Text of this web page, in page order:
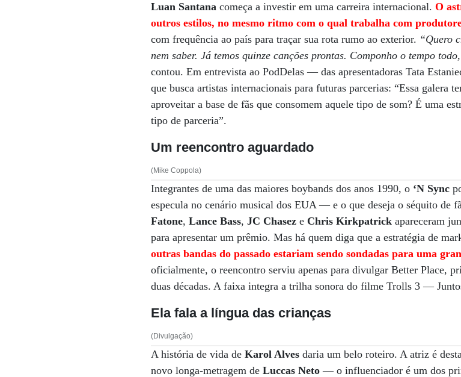
Luan Santana começa a investir em uma carreira internacional.O
outros estilos, no mesmo ritmo com o qual trabalha com
com frequência ao país para traçar sua rota rumo ao exterior. “Quero
nem saber. Já temos quinze canções prontas. Componho o tempo
contou. Em entrevista ao PodDelas — das apresentadoras Tata
que busca artistas internacionais para futuras parcerias: “Essa galera
aproveitar a base de fãs que consomem aquele tipo de som? É uma
tipo de parceria”.
Um reencontro aguardado
(Mike Coppola)
Integrantes de uma das maiores boybands dos anos 1990, o ‘N Sync
especula no cenário musical dos EUA — e o que deseja o séquito de
Fatone,Lance Bass,JC Chasez e Chris Kirkpatrick apareceram
para apresentar um prêmio. Mas há quem diga que a estratégia de
outras bandas do passado estariam sendo sondadas para uma
oficialmente, o reencontro serviu apenas para divulgar Better Place,
duas décadas. A faixa integra a trilha sonora do filme Trolls 3 —
Ela fala a língua das crianças
(Divulgação)
A história de vida deKarol Alves daria um belo roteiro. A atriz é
novo longa-metragem deLuccas Neto — o influenciador é um dos